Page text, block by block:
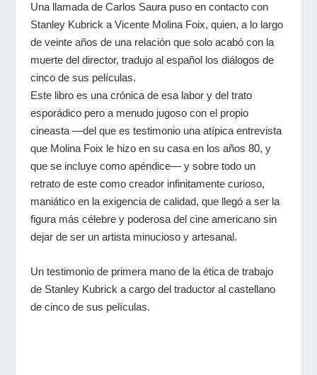
Una llamada de Carlos Saura puso en contacto con
Stanley Kubrick a Vicente Molina Foix, quien, a lo largo
de veinte años de una relación que solo acabó con la
muerte del director, tradujo al español los diálogos de
cinco de sus películas.
Este libro es una crónica de esa labor y del trato
esporádico pero a menudo jugoso con el propio
cineasta —del que es testimonio una atípica entrevista
que Molina Foix le hizo en su casa en los años 80, y
que se incluye como apéndice— y sobre todo un
retrato de este como creador infinitamente curioso,
maniático en la exigencia de calidad, que llegó a ser la
figura más célebre y poderosa del cine americano sin
dejar de ser un artista minucioso y artesanal.
Un testimonio de primera mano de la ética de trabajo
de Stanley Kubrick a cargo del traductor al castellano
de cinco de sus películas.